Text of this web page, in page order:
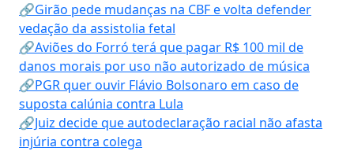
🔗Girão pede mudanças na CBF e volta defender
vedação da assistolia fetal
🔗Aviões do Forró terá que pagar R$ 100 mil de
danos morais por uso não autorizado de música
🔗PGR quer ouvir Flávio Bolsonaro em caso de
suposta calúnia contra Lula
🔗Juiz decide que autodeclaração racial não afasta
injúria contra colega